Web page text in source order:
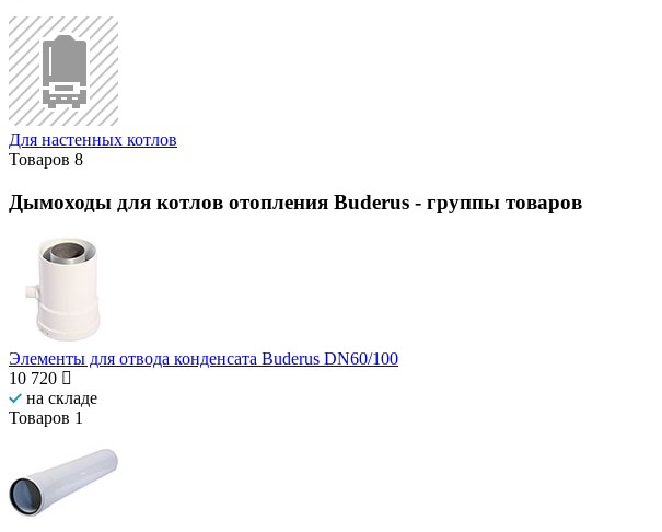
Для настенных котлов
Товаров 8
Дымоходы для котлов отопления Buderus - группы товаров
Элементы для отвода конденсата Buderus DN60/100
10 720
на складе
Товаров 1